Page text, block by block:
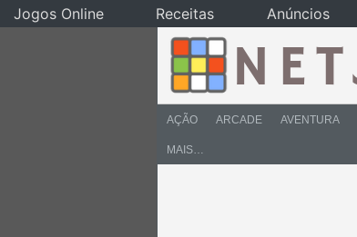
AÇÃO ARCADE AVENTURA
MAIS…
Jogos Online Receitas Anúncios